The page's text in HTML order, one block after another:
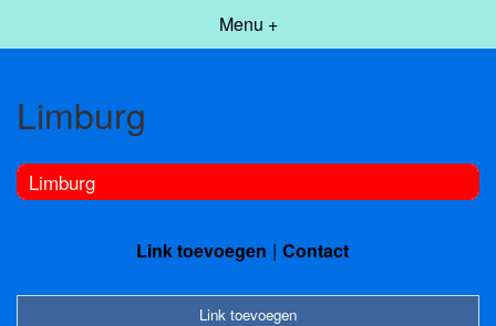
Menu +
Limburg
Limburg
Link toevoegen Contact
Link toevoegen